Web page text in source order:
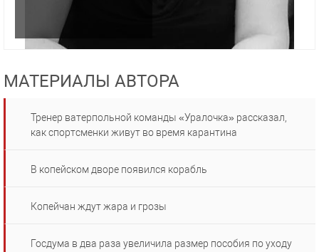
МАТЕРИАЛЫ АВТОРА
Тренер ватерпольной команды «Уралочка» рассказал,
как спортсменки живут во время карантина
В копейском дворе появился корабль
Копейчан ждут жара и грозы
Госдума в два раза увеличила размер пособия по уходу